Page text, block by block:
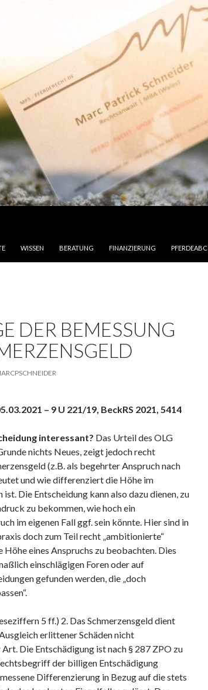
WISSEN BERATUNG FINANZIERUNG PFERDEABC
DER BEMESSUNG
– 9 U 221/19, BeckRS 2021, 5414
interessant? Das Urteil des OLG
nichts Neues, zeigt jedoch recht
(z.B. als begehrter Anspruch nach
und wie differenziert die Höhe im
ist. Die Entscheidung kann also dazu dienen, zu
zu bekommen, wie hoch ein
im eigenen Fall ggf. sein könnte. Hier sind in
doch zum Teil recht „ambitionierte“
eines Anspruchs zu beobachten. Dies
einschlägigen Foren oder auf
gefunden werden, die „doch
5 ff.) 2. Das Schmerzensgeld dient
erlittener Schäden nicht
Die Entschädigung ist nach § 287 ZPO zu
der billigen Entschädigung
Differenzierung in Bezug auf die stets